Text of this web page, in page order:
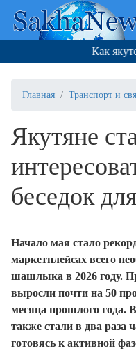
Как
Главная Транспорт и
Якутяне
беседок
Начало мая стало
маркетплейсах всего
шашлыка в 2026 году.
выросли почти на 50
месяца прошлого года.
также стали в два раза
готовясь к активной